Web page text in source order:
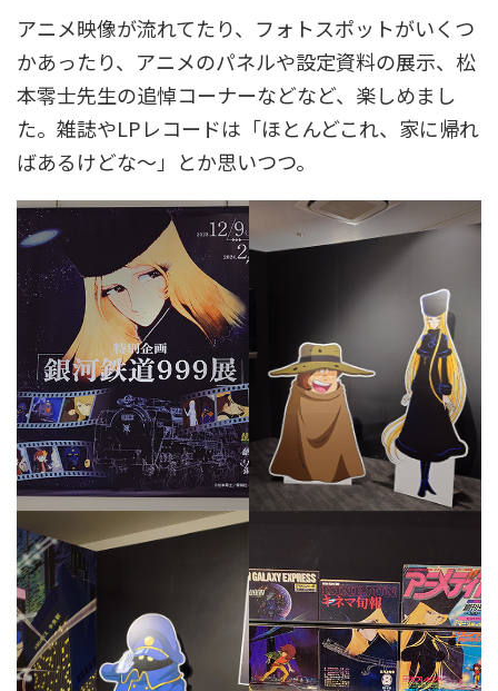
アニメ映像が流れてたり、フォトスポットがいくつ
かあったり、アニメのパネルや設定資料の展示、松
本零士先生の追悼コーナーなどなど、楽しめまし
た。雑誌やLPレコードは「ほとんどこれ、家に帰れ
ばあるけどな～」とか思いつつ。